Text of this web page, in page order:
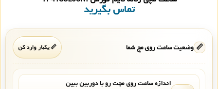
تماس بگیرید
📏 وضعیت ساعت روی مچ شما 📏 یکبار وارد کن
اندازه ساعت روی مچت رو با دوربین ببین